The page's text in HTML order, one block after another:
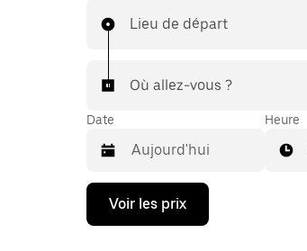
Lieu de départ
Où allez-vous ?
Date
Appuyez
la
Heure
Voir les prix